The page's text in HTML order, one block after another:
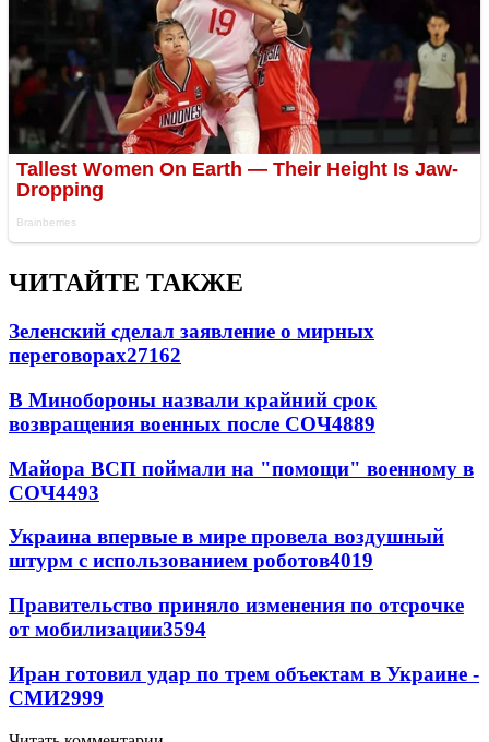
ЧИТАЙТЕ ТАКЖЕ
Зеленский сделал заявление о мирных
переговорах27162
В Минобороны назвали крайний срок
возвращения военных после СОЧ4889
Майора ВСП поймали на "помощи" военному в
СОЧ4493
Украина впервые в мире провела воздушный
штурм с использованием роботов4019
Правительство приняло изменения по отсрочке
от мобилизации3594
Иран готовил удар по трем объектам в Украине -
СМИ2999